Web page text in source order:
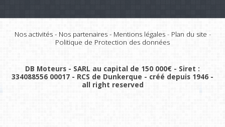
Nos activités- Nos partenaires- Mentions légales- Plan du site -
Politique de Protection des données
DB Moteurs - SARL au capital de 150 000€ - Siret :
334088556 00017 - RCS de Dunkerque - créé depuis 1946 -
all right reserved